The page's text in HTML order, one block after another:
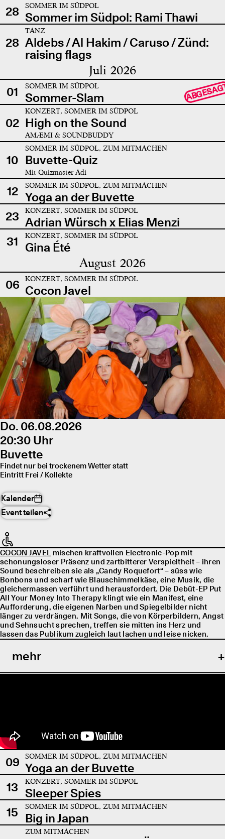
28
SOMMER IM SÜDPOL
Sommer im Südpol: Rami Thawi
28
TANZ
Aldebs / Al Hakim / Caruso / Zünd:
raising flags
Juli 2026
01 SOMMER IM SÜDPOL
Sommer-Slam
02
KONZERT, SOMMER IM SÜDPOL
High on the Sound
AMÆMI & SOUNDBUDDY
10
SOMMER IM SÜDPOL, ZUM MITMACHEN
Buvette-Quiz
Mit Quizmaster Adi
12 SOMMER IM SÜDPOL, ZUM MITMACHEN
Yoga an der Buvette
23
KONZERT, SOMMER IM SÜDPOL
Adrian Würsch x Elias Menzi
31
KONZERT, SOMMER IM SÜDPOL
Gina Été
August 2026
06 KONZERT, SOMMER IM SÜDPOL
Cocon Javel
Do. 06.08.2026
20:30 Uhr
Buvette
Findet nur bei trockenem Wetter statt
Eintritt Frei / Kollekte
Kalender
Event teilen
COCON JAVELmischen kraftvollen Electronic-Pop mit
schonungsloser Präsenz und zartbitterer Verspieltheit – ihren
Sound beschreiben sie als „Candy Roquefort“ – süss wie
Bonbons und scharf wie Blauschimmelkäse, eine Musik, die
gleichermassen verführt und herausfordert. Die Debüt-EP Put
All Your Money Into Therapy klingt wie ein Manifest, eine
Aufforderung, die eigenen Narben und Spiegelbilder nicht
länger zu verdrängen. Mit Songs, die von Körperbildern, Angst
und Sehnsucht sprechen, treffen sie mitten ins Herz und
lassen das Publikum zugleich laut lachen und leise nicken.
mehr
09 SOMMER IM SÜDPOL, ZUM MITMACHEN
Yoga an der Buvette
13
KONZERT, SOMMER IM SÜDPOL
Sleeper Spies
15
SOMMER IM SÜDPOL, ZUM MITMACHEN
Big in Japan
ZUM MITMACHEN